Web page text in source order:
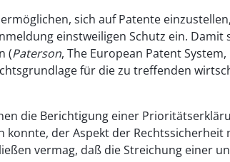
sich auf Patente
einstweiligen Schutz ein.
(Paterson, The European Patent
für die zu treffenden
die Berichtigung einer
der Aspekt der
vermag, daß die Streichung einer